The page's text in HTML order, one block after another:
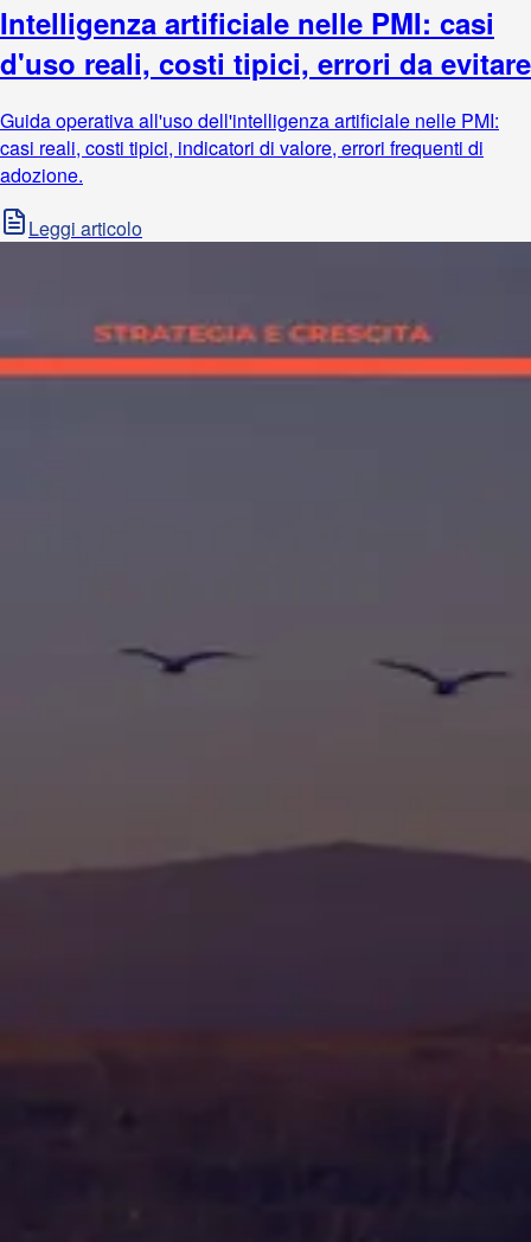
Intelligenza artificiale nelle PMI: casi
d'uso reali, costi tipici, errori da evitare
Guida operativa all'uso dell'intelligenza artificiale nelle PMI:
casi reali, costi tipici, indicatori di valore, errori frequenti di
adozione.
Leggi articolo